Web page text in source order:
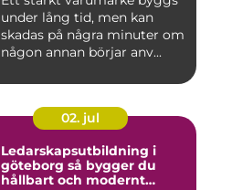
under lång tid, men kan
skadas på några minuter om
någon annan börjar anv...
02. jul
Ledarskapsutbildning i
göteborg så bygger du
hållbart och modernt